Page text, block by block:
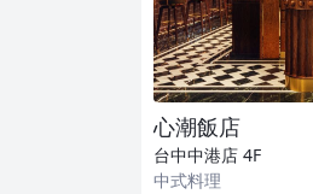
心潮飯店
台中中港店 4F
中式料理